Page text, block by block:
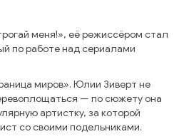
меня!», её режиссёром стал
по работе над сериалами
миров». Юлии Зиверт не
— по сюжету она
артистку, за которой
со своими подельниками.